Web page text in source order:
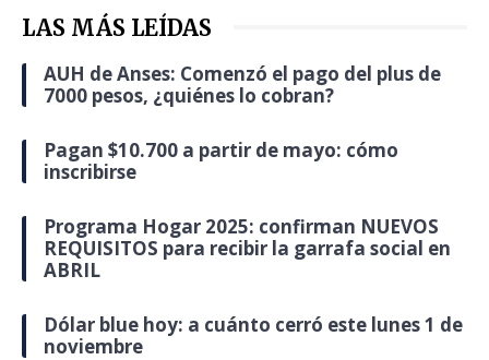
LAS MÁS LEÍDAS
AUH de Anses: Comenzó el pago del plus de
7000 pesos, ¿quiénes lo cobran?
Pagan $10.700 a partir de mayo: cómo
inscribirse
Programa Hogar 2025: confirman NUEVOS
REQUISITOS para recibir la garrafa social en
ABRIL
Dólar blue hoy: a cuánto cerró este lunes 1 de
noviembre